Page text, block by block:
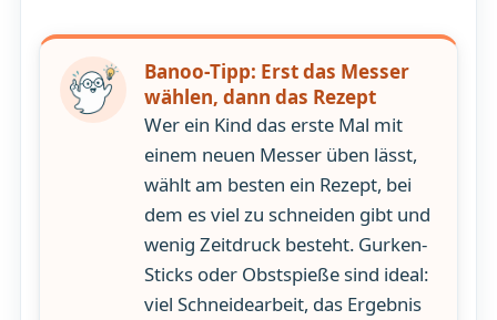
Banoo-Tipp: Erst das Messer
wählen, dann das Rezept
Wer ein Kind das erste Mal mit
einem neuen Messer üben lässt,
wählt am besten ein Rezept, bei
dem es viel zu schneiden gibt und
wenig Zeitdruck besteht. Gurken-
Sticks oder Obstspieße sind ideal:
viel Schneidearbeit, das Ergebnis